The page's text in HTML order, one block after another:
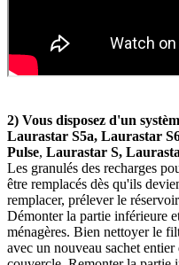
2) Vous disposez d'un
Laurastar S5a, Laurastar
Pulse, Laurastar S,
Les granulés des recharges
être remplacés dès qu'ils
remplacer, prélever le
Démonter la partie inférieure
ménagères. Bien nettoyer le
avec un nouveau sachet